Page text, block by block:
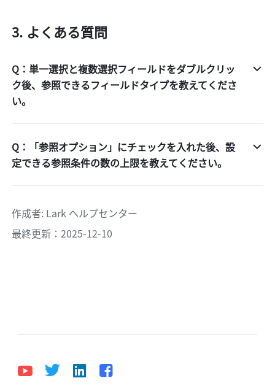
よくある質問
Q：単一選択と複数選択フィールドをダブルクリッ
ク後、参照できるフィールドタイプを教えてくださ
い。
Q：「参照オプション」にチェックを入れた後、設
定できる参照条件の数の上限を教えてください。
作成者: Lark ヘルプセンター
最終更新：2025-12-10